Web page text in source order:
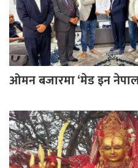
ओमन बजारमा ‘मेड इन